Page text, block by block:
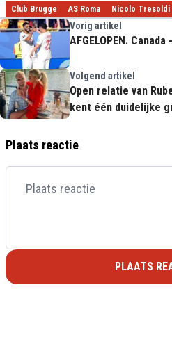
Club Brugge AS Roma Nicolo Tresoldi
Vorig artikel
AFGELOPEN.
Volgend artikel
Open relatie van
kent één duidelijke
Plaats reactie
PLAATS